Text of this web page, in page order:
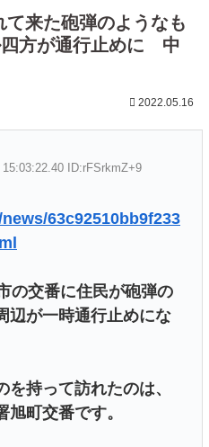
て来た砲弾のようなも
方が通行止めに 中
2022.05.16
ID:rFSrkmZ+9
63c92510bb9f233
の交番に住民が砲弾の
辺が一時通行止めにな
持って訪れたのは、
町交番です。